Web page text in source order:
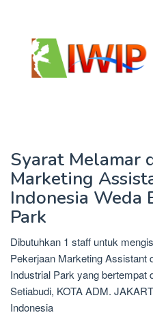
Syarat Melamar
Marketing
Indonesia Weda
Park
Dibutuhkan 1 staff untuk
Pekerjaan Marketing Assistant
Industrial Park yang bertempat
Setiabudi, KOTA ADM.
Indonesia